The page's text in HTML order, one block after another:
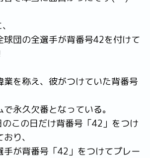
球団の全選手が背番号42を付けて
業を称え、彼がつけていた背番号
永久欠番となっている。
この日だけ背番号「42」をつけ
り、
手が背番号「42」をつけてプレー